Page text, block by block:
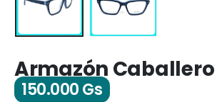
Armazón Caballero
150.000Gs